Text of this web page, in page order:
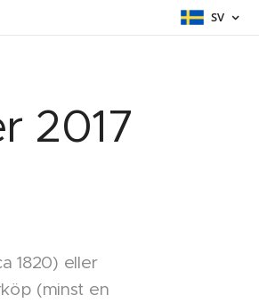
SV
2017
1820) eller
(minst en